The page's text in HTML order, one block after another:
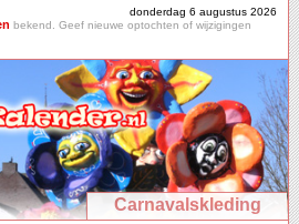
donderdag 6 augustus 2026
bekend. Geef nieuwe optochten of wijzigingen
Carnavalskleding